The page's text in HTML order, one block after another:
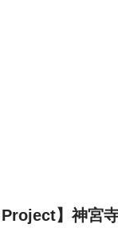
】神宮